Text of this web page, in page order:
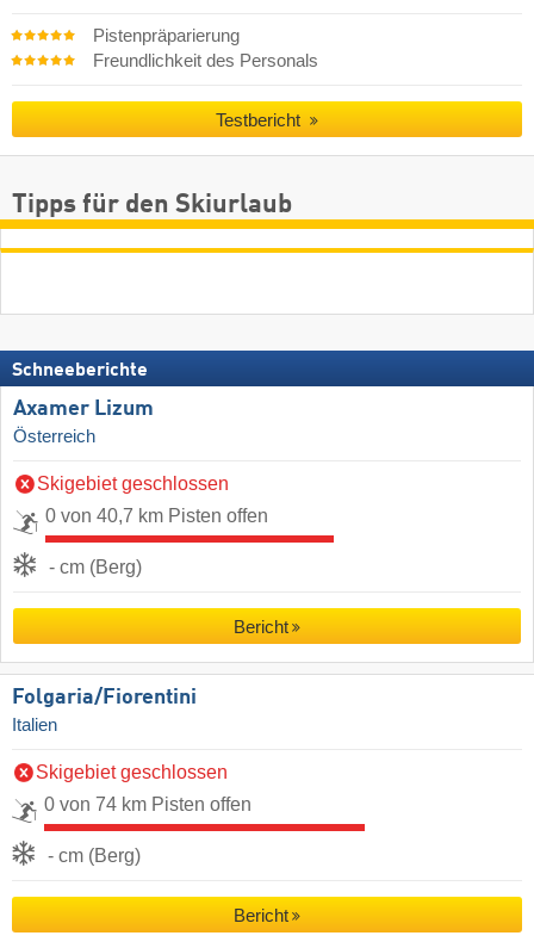
Pistenpräparierung
Freundlichkeit des Personals
Testbericht
Tipps für den Skiurlaub
Schneeberichte
Axamer Lizum
Österreich
Skigebiet geschlossen
0 von 40,7 km Pisten offen
- cm (Berg)
Bericht
Folgaria/​Fiorentini
Italien
Skigebiet geschlossen
0 von 74 km Pisten offen
- cm (Berg)
Bericht